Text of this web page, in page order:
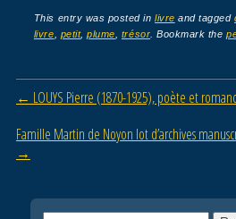
c
e
b
o
o
tt
er
ail
ta
g
er
This entry was posted inlivre and tagged
livre
petit,plume trésor . Bookmark the
Post navigation
← LOUYS Pierre (1870-1925), poète et
Famille Martin de Noyon lot d’archives
→